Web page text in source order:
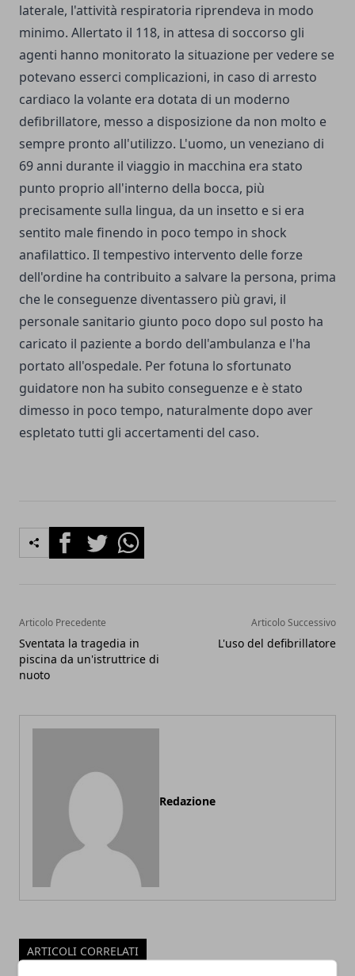
laterale, l'attività respiratoria riprendeva in modo
minimo. Allertato il 118, in attesa di soccorso gli
agenti hanno monitorato la situazione per vedere se
potevano esserci complicazioni, in caso di arresto
cardiaco la volante era dotata di un moderno
defibrillatore, messo a disposizione da non molto e
sempre pronto all'utilizzo. L'uomo, un veneziano di
69 anni durante il viaggio in macchina era stato
punto proprio all'interno della bocca, più
precisamente sulla lingua, da un insetto e si era
sentito male finendo in poco tempo in shock
anafilattico. Il tempestivo intervento delle forze
dell'ordine ha contribuito a salvare la persona, prima
che le conseguenze diventassero più gravi, il
personale sanitario giunto poco dopo sul posto ha
caricato il paziente a bordo dell'ambulanza e l'ha
portato all'ospedale. Per fotuna lo sfortunato
guidatore non ha subito conseguenze e è stato
dimesso in poco tempo, naturalmente dopo aver
espletato tutti gli accertamenti del caso.
FacebookTwitterWhatsapp
Articolo Precedente
Sventata la tragedia in
piscina da un'istruttrice di
nuoto
Articolo Successivo
L'uso del defibrillatore
Redazione
ARTICOLI CORRELATI